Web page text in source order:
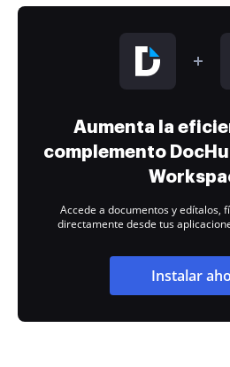
Aumenta la
complemento
Accede a documentos y edítalos,
directamente desde tus
Instalar